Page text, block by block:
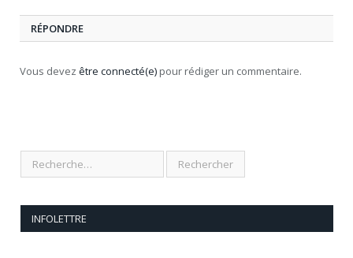
RÉPONDRE
Vous devez être connecté(e) pour rédiger un commentaire.
INFOLETTRE